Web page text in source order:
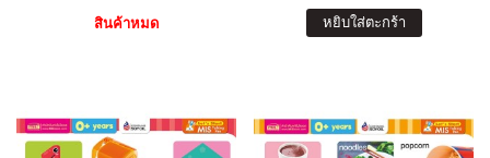
สินค้าหมด หยิบใส่ตะกร้า